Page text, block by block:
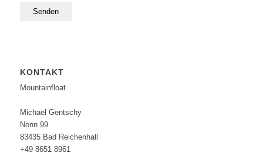
KONTAKT
Mountainfloat
Michael Gentschy
Nonn 99
83435 Bad Reichenhall
+49 8651 8961